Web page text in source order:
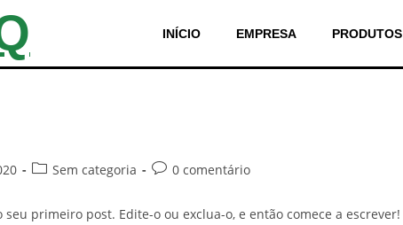
INÍCIO EMPRESA PRODUTOS
Sem categoria 0 comentário
seu primeiro post. Edite-o ou exclua-o, e então comece a escrever!